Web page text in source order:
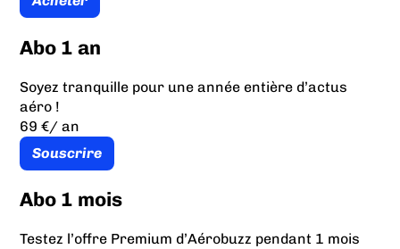
Abo 1 an
Soyez tranquille pour une année entière d’actus
aéro !
69 €/ an
Souscrire
Abo 1 mois
Testez l’offre Premium d’Aérobuzz pendant 1 mois